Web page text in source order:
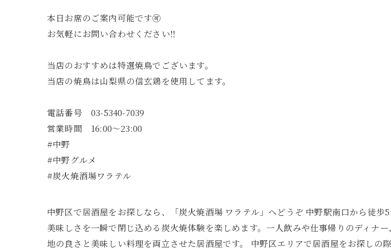
本日お席のご案内可能です🉑
お気軽にお問い合わせください‼️
当店のおすすめは特選焼鳥でございます。
当店の焼鳥は山梨県の信玄鶏を使用してます。
電話番号 03-5340-7039
営業時間 16:00〜23:00
#中野
#中野グルメ
#炭火焼酒場ワラテル
中野区で居酒屋をお探しなら、「炭火焼酒場 ワラテル」へどうぞ 中野駅南口から徒
美味しさを一瞬で閉じ込める炭火焼体験を楽しめます。一人飲みや仕事帰りのディナ
地の良さと美味しい料理を両立させた居酒屋です。 中野区エリアで居酒屋をお探しの